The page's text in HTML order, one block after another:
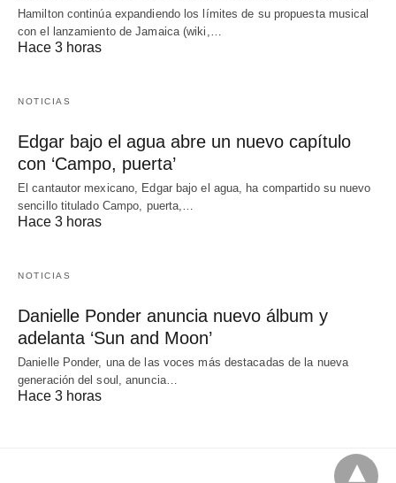
Hamilton continúa expandiendo los límites de su propuesta musical
con el lanzamiento de Jamaica (wiki,…
Hace 3 horas
NOTICIAS
Edgar bajo el agua abre un nuevo capítulo
con ‘Campo, puerta’
El cantautor mexicano, Edgar bajo el agua, ha compartido su nuevo
sencillo titulado Campo, puerta,…
Hace 3 horas
NOTICIAS
Danielle Ponder anuncia nuevo álbum y
adelanta ‘Sun and Moon’
Danielle Ponder, una de las voces más destacadas de la nueva
generación del soul, anuncia…
Hace 3 horas